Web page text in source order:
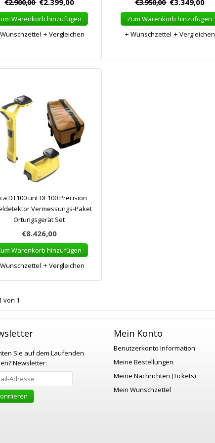
€2.900,00 €2.399,00
Warenkorb hinzufügen
Wunschzettel
Vergleichen
€3.950,00 €3.349,00
Zum Warenkorb hinzufügen
Wunschzettel
Vergleichen
DT100 unt DE100 Precision
Vermessungs-Paket
Ortungsgerät Set
€8.426,00
Warenkorb hinzufügen
Wunschzettel
Vergleichen
von 1
Sie auf dem Laufenden
Newsletter:
Mein Konto
Benutzerkonto Information
Meine Bestellungen
Meine Nachrichten (Tickets)
Mein Wunschzettel